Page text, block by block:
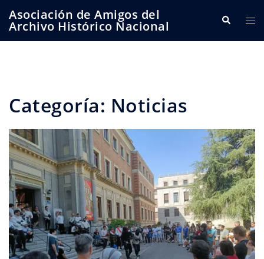
Asociación de Amigos del
Archivo Histórico Nacional Buscar
Categoría: Noticias